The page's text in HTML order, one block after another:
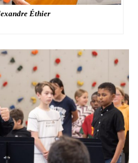
Éthier